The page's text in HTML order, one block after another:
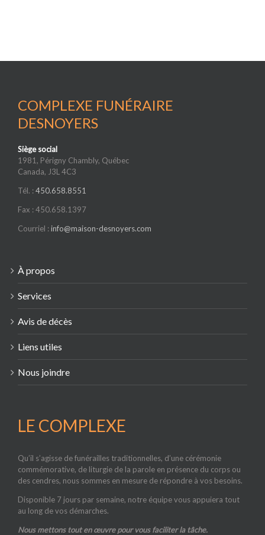
COMPLEXE FUNÉRAIRE
DESNOYERS
Siège social
1981, Périgny Chambly, Québec
Canada, J3L 4C3
Tél. :450.658.8551
Fax : 450.658.1397
Courriel :info@maison-desnoyers.com
À propos
Services
Avis de décès
Liens utiles
Nous joindre
LE COMPLEXE
Qu’il s’agisse de funérailles traditionnelles, d’une cérémonie
commémorative, de liturgie de la parole en présence du corps ou
des cendres, nous sommes en mesure de répondre à vos besoins.
Disponible 7 jours par semaine, notre équipe vous appuiera tout
au long de vos démarches.
Nous mettons tout en œuvre pour vous faciliter la tâche.